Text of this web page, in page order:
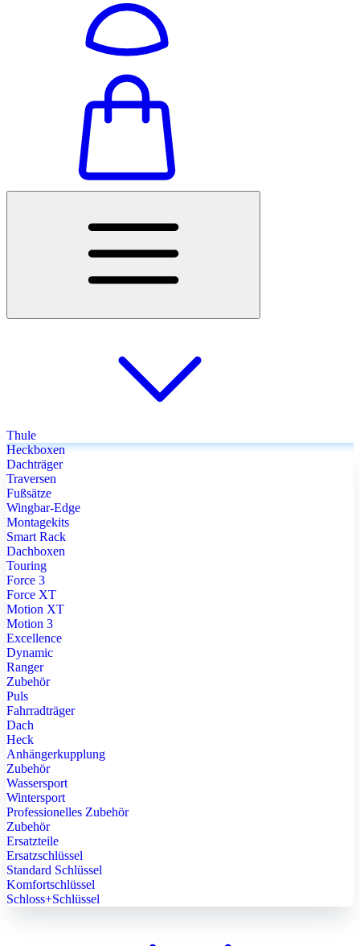
Thule
Heckboxen
Dachträger
Traversen
Fußsätze
Wingbar-Edge
Montagekits
Smart Rack
Dachboxen
Touring
Force 3
Force XT
Motion XT
Motion 3
Excellence
Dynamic
Ranger
Zubehör
Puls
Fahrradträger
Dach
Heck
Anhängerkupplung
Zubehör
Wassersport
Wintersport
Professionelles Zubehör
Zubehör
Ersatzteile
Ersatzschlüssel
Standard Schlüssel
Komfortschlüssel
Schloss+Schlüssel